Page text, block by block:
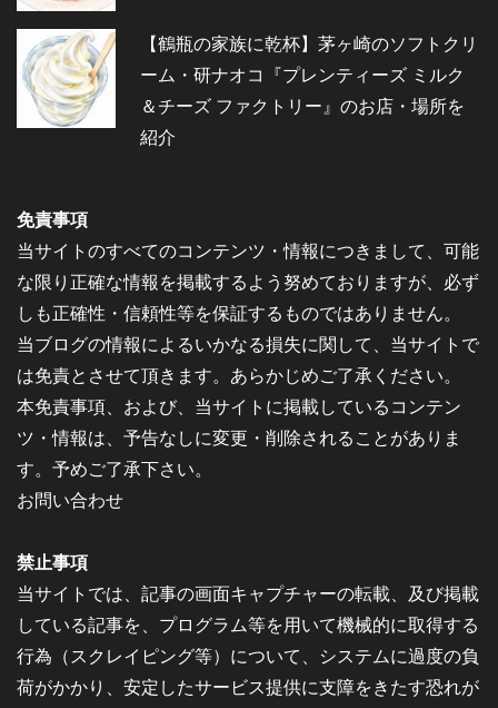
【鶴瓶の家族に乾杯】茅ヶ崎のソフトクリ
ーム・研ナオコ『プレンティーズ ミルク
＆チーズ ファクトリー』のお店・場所を
紹介
免責事項
当サイトのすべてのコンテンツ・情報につきまして、可能
な限り正確な情報を掲載するよう努めておりますが、必ず
しも正確性・信頼性等を保証するものではありません。
当ブログの情報によるいかなる損失に関して、当サイトで
は免責とさせて頂きます。あらかじめご了承ください。
本免責事項、および、当サイトに掲載しているコンテン
ツ・情報は、予告なしに変更・削除されることがありま
す。予めご了承下さい。
お問い合わせ
禁止事項
当サイトでは、記事の画面キャプチャーの転載、及び掲載
している記事を、プログラム等を用いて機械的に取得する
行為（スクレイピング等）について、システムに過度の負
荷がかかり、安定したサービス提供に支障をきたす恐れが